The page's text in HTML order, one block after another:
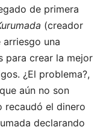
de primera
(creador
una
para crear la mejor
¿El problema?,
aún no son
recaudó el dinero
declarando